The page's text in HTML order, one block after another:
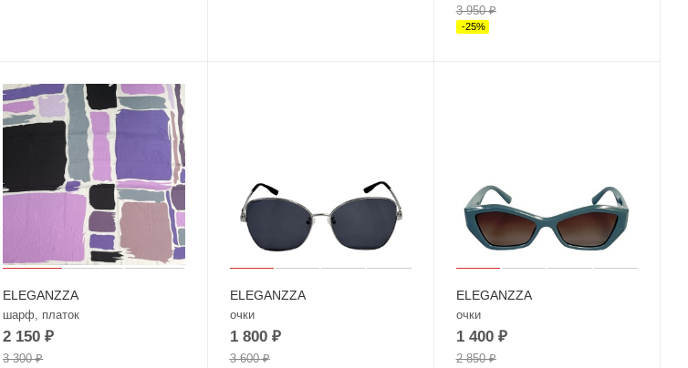
3 950₽
-25%
ELEGANZZA
шарф, платок
2 150 ₽
3 300₽
ELEGANZZA
очки
1 800₽
3 600₽
ELEGANZZA
очки
1 400₽
2 850₽